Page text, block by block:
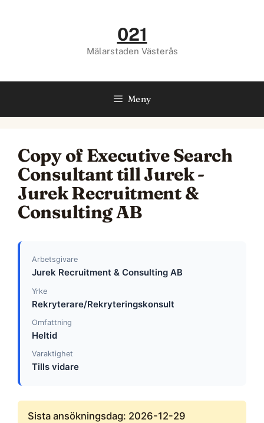
021
Mälarstaden Västerås
Meny
Copy of Executive Search
Consultant till Jurek -
Jurek Recruitment &
Consulting AB
Arbetsgivare
Jurek Recruitment & Consulting AB
Yrke
Rekryterare/Rekryteringskonsult
Omfattning
Heltid
Varaktighet
Tills vidare
Sista ansökningsdag: 2026-12-29